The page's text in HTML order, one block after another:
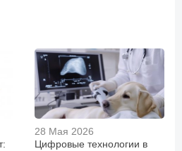
28 Мая 2026
Цифровые технологии в